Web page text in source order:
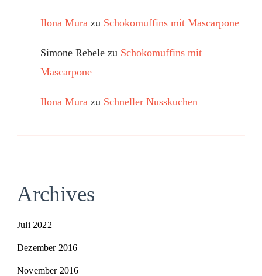
Ilona Mura zu Schokomuffins mit Mascarpone
Simone Rebele zu Schokomuffins mit
Mascarpone
Ilona Mura zu Schneller Nusskuchen
Archives
Juli 2022
Dezember 2016
November 2016